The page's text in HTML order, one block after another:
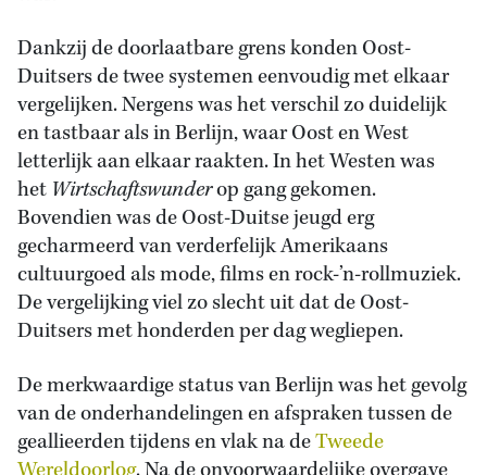
Dankzij de doorlaatbare grens konden Oost-
Duitsers de twee systemen eenvoudig met elkaar
vergelijken. Nergens was het verschil zo duidelijk
en tastbaar als in Berlijn, waar Oost en West
letterlijk aan elkaar raakten. In het Westen was
het Wirtschaftswunderop gang gekomen.
Bovendien was de Oost-Duitse jeugd erg
gecharmeerd van verderfelijk Amerikaans
cultuurgoed als mode, films en rock-’n-rollmuziek.
De vergelijking viel zo slecht uit dat de Oost-
Duitsers met honderden per dag wegliepen.
De merkwaardige status van Berlijn was het gevolg
van de onderhandelingen en afspraken tussen de
geallieerden tijdens en vlak na deTweede